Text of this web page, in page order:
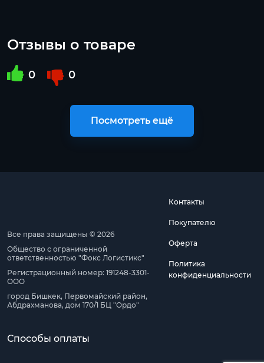
Отзывы о товаре
0 0
Посмотреть ещё
Все права защищены © 2026
Общество с ограниченной
ответственностью "Фокс Логистикс"
Регистрационный номер: 191248-3301-
ООО
город Бишкек, Первомайский район,
Абдрахманова, дом 170/1 БЦ "Ордо"
Контакты
Покупателю
Оферта
Политика
конфиденциальности
Способы оплаты